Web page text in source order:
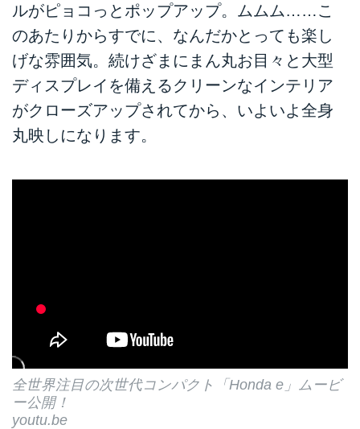
ルがピョコっとポップアップ。ムムム……こ
のあたりからすでに、なんだかとっても楽し
げな雰囲気。続けざまにまん丸お目々と大型
ディスプレイを備えるクリーンなインテリア
がクローズアップされてから、いよいよ全身
丸映しになります。
全世界注目の次世代コンパクト「Honda e」ムービ
ー公開！
youtu.be